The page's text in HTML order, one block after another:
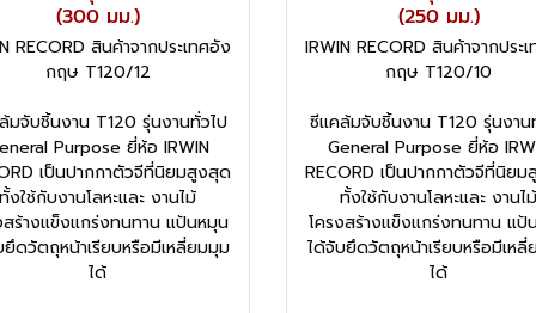
(300 มม.)
RECORD สินค้าจากประเทศอัง
กฤษ T120/12
มจับชิ้นงาน T120 รุ่นงานทั่วไป
Purpose ยี่ห้อ IRWIN
เป็นปากกาตัวจีที่นิยมสูงสุด
ทั้งใช้กับงานโลหะและ งานไม้
สร้างแข็งแกร่งทนทาน แป้นหมุน
ยึดวัตถุหน้าเรียบหรือมีเหลี่ยมมุม
ได้
(250 มม.)
IRWIN RECORD สินค้าจากประ
กฤษ T120/10
ซีแคล้มจับชิ้นงาน T120 รุ่นงาน
General Purpose ยี่ห้อ
RECORD เป็นปากกาตัวจีที่นิย
ทั้งใช้กับงานโลหะและ งานไม้
โครงสร้างแข็งแกร่งทนทาน แป้
ได้จับยึดวัตถุหน้าเรียบหรือมีเหลี่
ได้